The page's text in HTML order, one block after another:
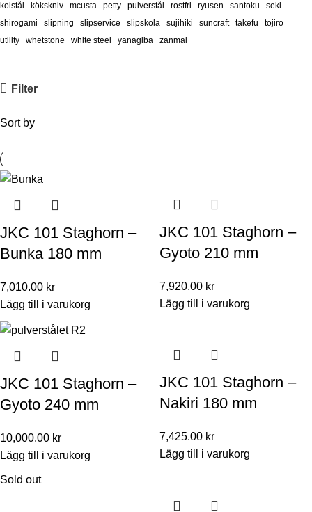
kolstål kökskniv mcusta petty pulverstål rostfri ryusen santoku
seki
shirogami
slipning slipservice slipskola sujihiki suncraft takefu
tojiro
utility
whetstone white steel yanagiba zanmai
Filter
Sort by
JKC 101 Staghorn –
Bunka 180 mm
7,010.00 kr
Lägg till i varukorg
JKC 101 Staghorn –
Gyoto 210 mm
7,920.00 kr
Lägg till i varukorg
JKC 101 Staghorn –
Gyoto 240 mm
10,000.00 kr
Lägg till i varukorg
JKC 101 Staghorn –
Nakiri 180 mm
7,425.00 kr
Lägg till i varukorg
Sold out